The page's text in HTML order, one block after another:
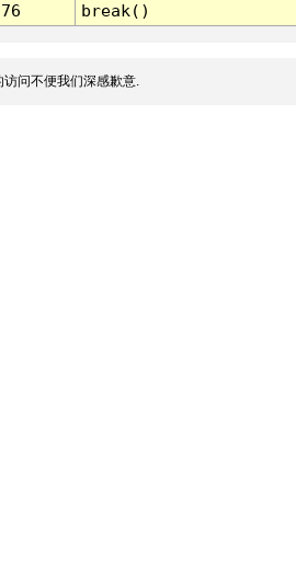
76 break()
问不便我们深感歉意.